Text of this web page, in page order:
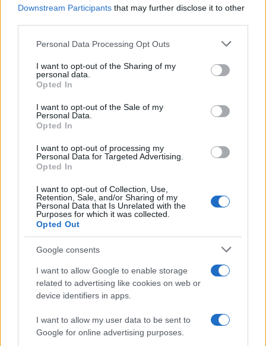
Downstream Participants that may further disclose it to other
Please note that this website/app uses one or more Google
not limited to your visit or usage behaviour. You may click to
grant or deny consent to Google and its third-party tags to
use your data for below specified purposes in below Google
consent section.
Personal Data Processing Opt Outs
I want to opt-out of the Sharing of my
personal data.
Opted In
I want to opt-out of the Sale of my
Personal Data.
Opted In
I want to opt-out of processing my
Personal Data for Targeted Advertising.
Opted In
I want to opt-out of Collection, Use,
Retention, Sale, and/or Sharing of my
Personal Data that Is Unrelated with the
Purposes for which it was collected.
Opted Out
Google consents
I want to allow Google to enable storage
related to advertising like cookies on web or
device identifiers in apps.
I want to allow my user data to be sent to
Google for online advertising purposes.
comunità, industria farmaceutica e tensioni politiche
Ilaria Galli · 15 Giu 2026
ESG NEWS
Dati e numeri su Euromobiliare Pictet Global Trends